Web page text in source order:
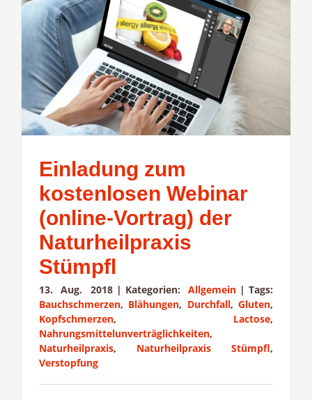
Einladung zum
kostenlosen Webinar
(online-Vortrag) der
Naturheilpraxis
Stümpfl
13. Aug. 2018 | Kategorien:Allgemein | Tags:
Bauchschmerzen, Blähungen, Durchfall,Gluten,
Kopfschmerzen, Lactose,
Nahrungsmittelunverträglichkeiten,
Naturheilpraxis, Naturheilpraxis Stümpfl,
Verstopfung